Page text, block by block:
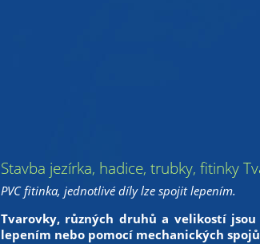
Stavba jezírka, hadice, trubky, fitinky
PVC fitinka, jednotlivé díly lze spojit lepením.
Tvarovky, různých druhů a velikostí
lepením nebo pomocí mechanických